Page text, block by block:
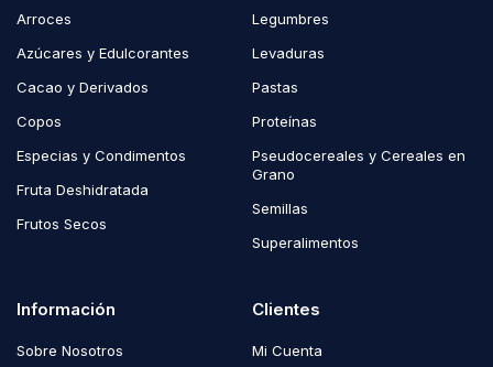
Arroces
Azúcares y Edulcorantes
Cacao y Derivados
Copos
Especias y Condimentos
Fruta Deshidratada
Frutos Secos
Legumbres
Levaduras
Pastas
Proteínas
Pseudocereales y Cereales en
Grano
Semillas
Superalimentos
Información
Sobre Nosotros
Clientes
Mi Cuenta